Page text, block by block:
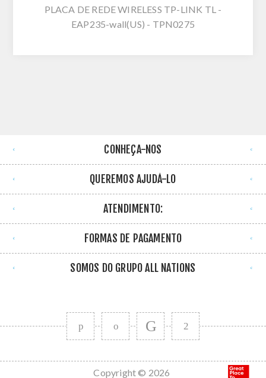
PLACA DE REDE WIRELESS TP-LINK TL -
EAP235-wall(US) - TPN0275
CONHEÇA-NOS
QUEREMOS AJUDÁ-LO
ATENDIMENTO:
FORMAS DE PAGAMENTO
SOMOS DO GRUPO ALL NATIONS
Copyright © 2026